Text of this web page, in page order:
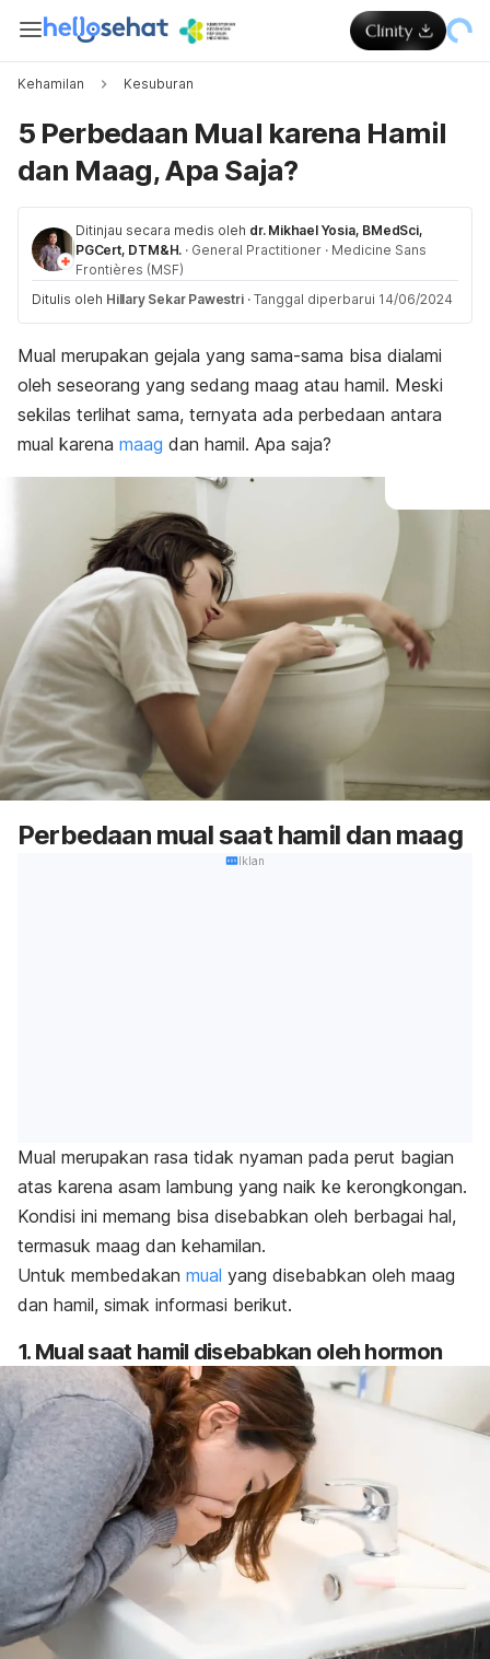
Kehamilan Kesuburan
5 Perbedaan Mual karena Hamil
dan Maag, Apa Saja?
Ditinjau secara medis oleh dr. Mikhael Yosia, BMedSci,
PGCert, DTM&H. · General Practitioner · Medicine Sans
Frontières (MSF)
Ditulis oleh Hillary Sekar Pawestri · Tanggal diperbarui 14/06/2024
Mual merupakan gejala yang sama-sama bisa dialami
oleh seseorang yang sedang maag atau hamil. Meski
sekilas terlihat sama, ternyata ada perbedaan antara
mual karena maag dan hamil. Apa saja?
Perbedaan mual saat hamil dan maag
Iklan
Mual merupakan rasa tidak nyaman pada perut bagian
atas karena asam lambung yang naik ke kerongkongan.
Kondisi ini memang bisa disebabkan oleh berbagai hal,
termasuk maag dan kehamilan.
Untuk membedakan mual yang disebabkan oleh maag
dan hamil, simak informasi berikut.
1. Mual saat hamil disebabkan oleh hormon